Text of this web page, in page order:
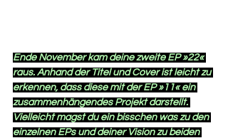
Ende November kam deine zweite EP »22«
raus. Anhand der Titel und Cover ist leicht zu
erkennen, dass diese mit der EP »11« ein
zusammenhängendes Projekt darstellt.
Vielleicht magst du ein bisschen was zu den
einzelnen EPs und deiner Vision zu beiden